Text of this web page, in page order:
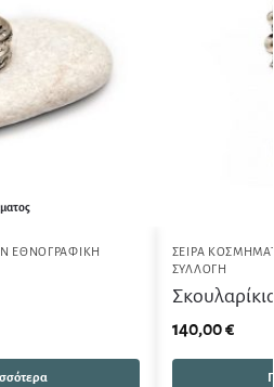
ΕΘΝΟΓΡΑΦΙΚΉ
ΣΕΙΡΆ
ΣΥΛΛΟΓΉ
140,00€